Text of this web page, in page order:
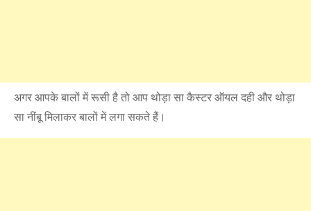
अगर आपके बालों में रूसी है तो आप थोड़ा सा कैस्टर ऑयल दही और थोड़ा
सा नींबू मिलाकर बालों में लगा सकते हैं।